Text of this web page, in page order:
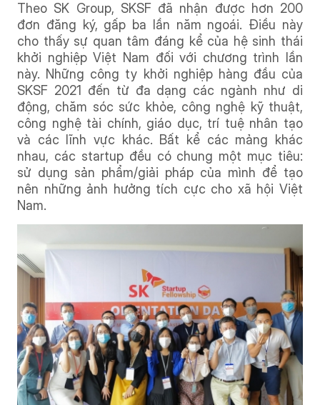
Theo SK Group, SKSF đã nhận được hơn 200
đơn đăng ký, gấp ba lần năm ngoái. Điều này
cho thấy sự quan tâm đáng kể của hệ sinh thái
khởi nghiệp Việt Nam đối với chương trình lần
này. Những công ty khởi nghiệp hàng đầu của
SKSF 2021 đến từ đa dạng các ngành như di
động, chăm sóc sức khỏe, công nghệ kỹ thuật,
công nghệ tài chính, giáo dục, trí tuệ nhân tạo
và các lĩnh vực khác. Bất kể các mảng khác
nhau, các startup đều có chung một mục tiêu:
sử dụng sản phẩm/giải pháp của mình để tạo
nên những ảnh hưởng tích cực cho xã hội Việt
Nam.